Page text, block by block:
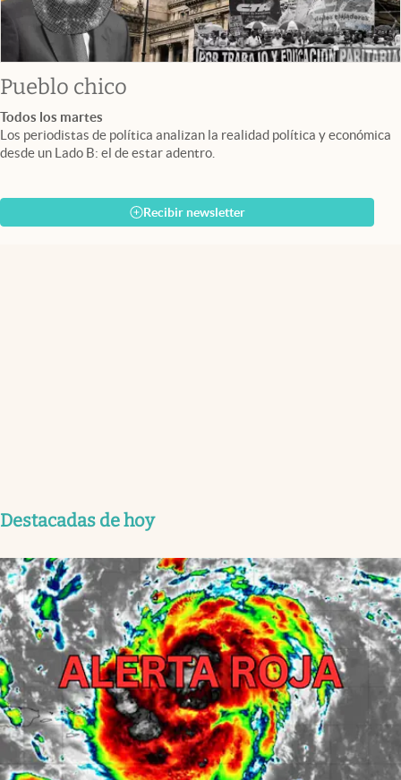
Pueblo chico
Todos los martes
Los periodistas de política analizan la realidad política y económica
desde un Lado B: el de estar adentro.
Recibir newsletter
Destacadas de hoy